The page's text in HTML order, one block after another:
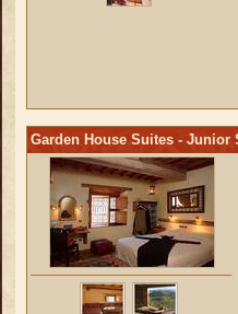
Garden House Suites - Junior